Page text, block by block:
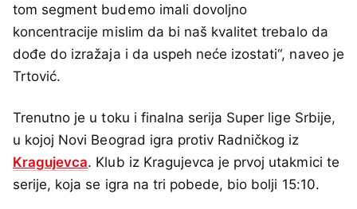
tom segment budemo imali dovoljno
koncentracije mislim da bi naš kvalitet trebalo da
dođe do izražaja i da uspeh neće izostati“, naveo je
Trtović.
Trenutno je u toku i finalna serija Super lige Srbije,
u kojoj Novi Beograd igra protiv Radničkog iz
Kragujevca. Klub iz Kragujevca je prvoj utakmici te
serije, koja se igra na tri pobede, bio bolji 15:10.